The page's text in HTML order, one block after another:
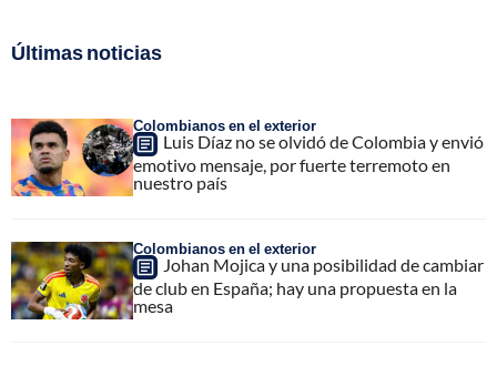
Últimas noticias
Colombianos en el exterior
Luis Díaz no se olvidó de Colombia y envió
emotivo mensaje, por fuerte terremoto en
nuestro país
Colombianos en el exterior
Johan Mojica y una posibilidad de cambiar
de club en España; hay una propuesta en la
mesa